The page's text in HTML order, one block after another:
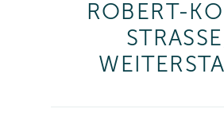
ROBERT-